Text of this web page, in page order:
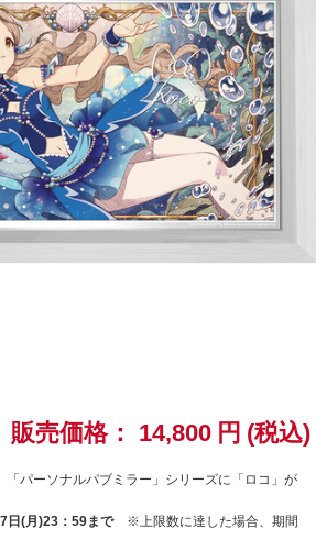
プレミアム会員とは
販売価格： 14,800 円 (税込)
「パーソナルパブミラー」シリーズに「ロコ」が
日(月)23：59まで※上限数に達した場合、期間